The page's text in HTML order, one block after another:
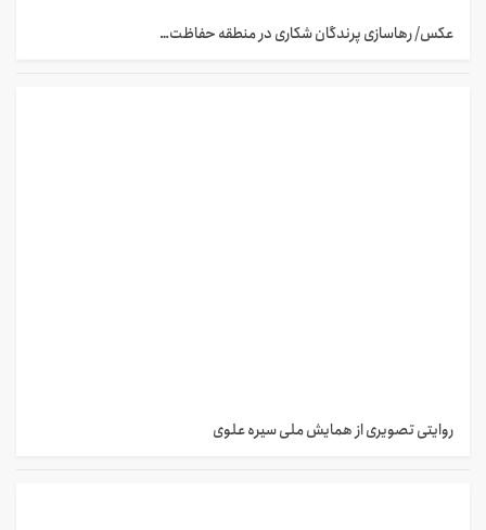
عکس/ رهاسازی پرندگان شکاری در منطقه حفاظت…
روایتی تصویری از همایش ملی سیره علوی